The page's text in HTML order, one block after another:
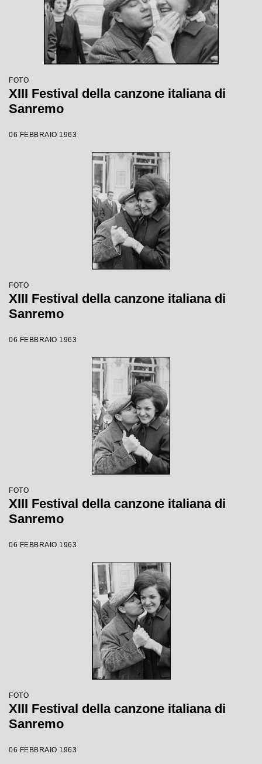
FOTO
XIII Festival della canzone italiana di
Sanremo
06 FEBBRAIO 1963
FOTO
XIII Festival della canzone italiana di
Sanremo
06 FEBBRAIO 1963
FOTO
XIII Festival della canzone italiana di
Sanremo
06 FEBBRAIO 1963
FOTO
XIII Festival della canzone italiana di
Sanremo
06 FEBBRAIO 1963